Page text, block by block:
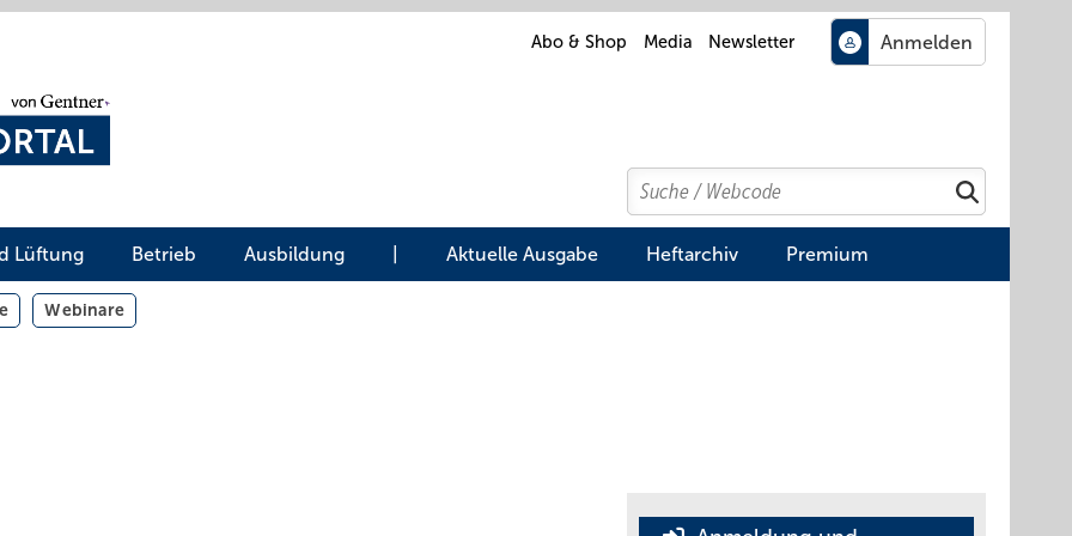
Abo & Shop Media Newsletter
Search
Suchen
Lüftung Betrieb Ausbildung Aktuelle Ausgabe Heftarchiv Premium
Webinare